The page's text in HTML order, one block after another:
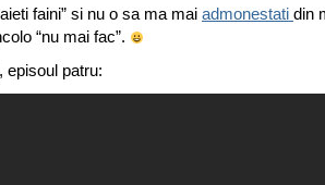
faini” si nu o sa ma mai admonestati din
“nu mai fac”.
, episoul patru: